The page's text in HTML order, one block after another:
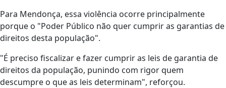
Para Mendonça, essa violência ocorre principalmente
porque o "Poder Público não quer cumprir as garantias de
direitos desta população".
"É preciso fiscalizar e fazer cumprir as leis de garantia de
direitos da população, punindo com rigor quem
descumpre o que as leis determinam", reforçou.